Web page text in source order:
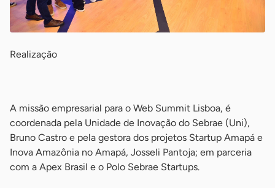
Realização
A missão empresarial para o Web Summit Lisboa, é
coordenada pela Unidade de Inovação do Sebrae (Uni),
Bruno Castro e pela gestora dos projetos Startup Amapá e
Inova Amazônia no Amapá, Josseli Pantoja; em parceria
com a Apex Brasil e o Polo Sebrae Startups.